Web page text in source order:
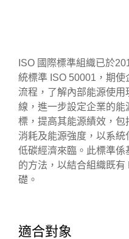
ISO 國際標準組織已於
統標準 ISO 50001，期
流程，了解內部能源使
線，進一步設定企業的能
標，提高其能源績效，
消耗及能源強度，以系
低碳經濟來臨。此標準
的方法，以結合組織既
礎。
適合對象